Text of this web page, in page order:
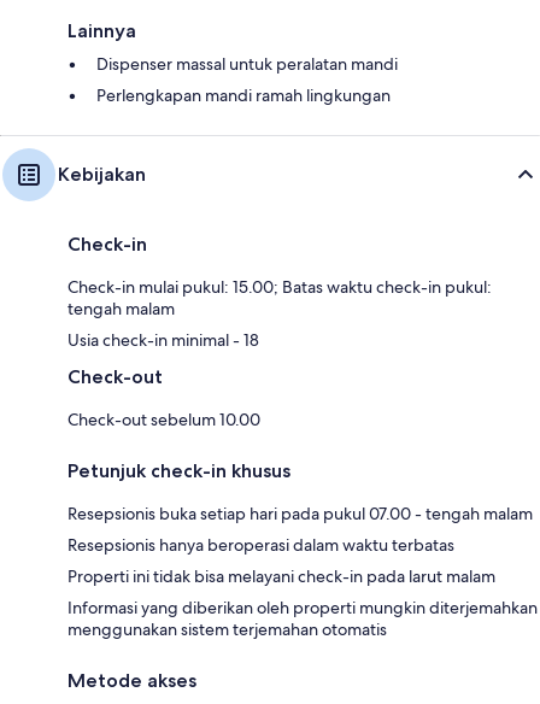
Lainnya
Dispenser massal untuk peralatan mandi
Perlengkapan mandi ramah lingkungan
Kebijakan
Check-in
Check-in mulai pukul: 15.00; Batas waktu check-in pukul:
tengah malam
Usia check-in minimal - 18
Check-out
Check-out sebelum 10.00
Petunjuk check-in khusus
Resepsionis buka setiap hari pada pukul 07.00 - tengah malam
Resepsionis hanya beroperasi dalam waktu terbatas
Properti ini tidak bisa melayani check-in pada larut malam
Informasi yang diberikan oleh properti mungkin diterjemahkan
menggunakan sistem terjemahan otomatis
Metode akses